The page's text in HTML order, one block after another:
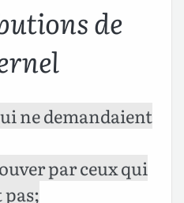
de
ne demandaient
par ceux qui